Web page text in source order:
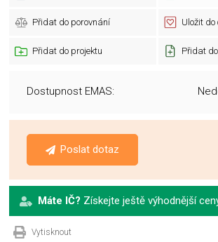
Přidat do porovnání Uložit do
Přidat do projektu Přidat
Dostupnost EMAS:
Poslat dotaz
Máte IČ? Získejte ještě výhodnější
Vytisknout